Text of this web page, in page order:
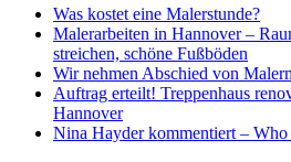
Was kostet eine Malerstunde?
Malerarbeiten in Hannover –
streichen, schöne Fußböden
Wir nehmen Abschied von
Auftrag erteilt! Treppenhaus
Hannover
Nina Hayder kommentiert –